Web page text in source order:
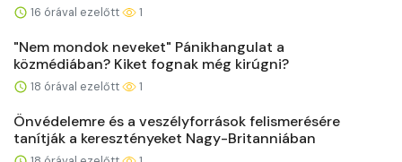
16 órával ezelőtt 1
"Nem mondok neveket" Pánikhangulat a
közmédiában? Kiket fognak még kirúgni?
18 órával ezelőtt 1
Önvédelemre és a veszélyforrások felismerésére
tanítják a keresztényeket Nagy-Britanniában